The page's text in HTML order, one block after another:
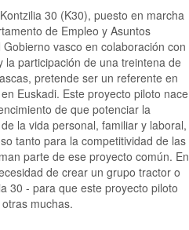
30 (K30), puesto en marcha
de Empleo y Asuntos
Gobierno vasco en colaboración con
la participación de una treintena de
pretende ser un referente en
Euskadi. Este proyecto piloto nace
de que potenciar la
la vida personal, familiar y laboral,
tanto para la competitividad de las
parte de ese proyecto común. En
de crear un grupo tractor o
30 - para que este proyecto piloto
muchas.